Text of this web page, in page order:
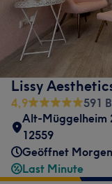
Lissy
4,9
591
Alt-Müggelheim
12559
Geöffnet
Last Minute